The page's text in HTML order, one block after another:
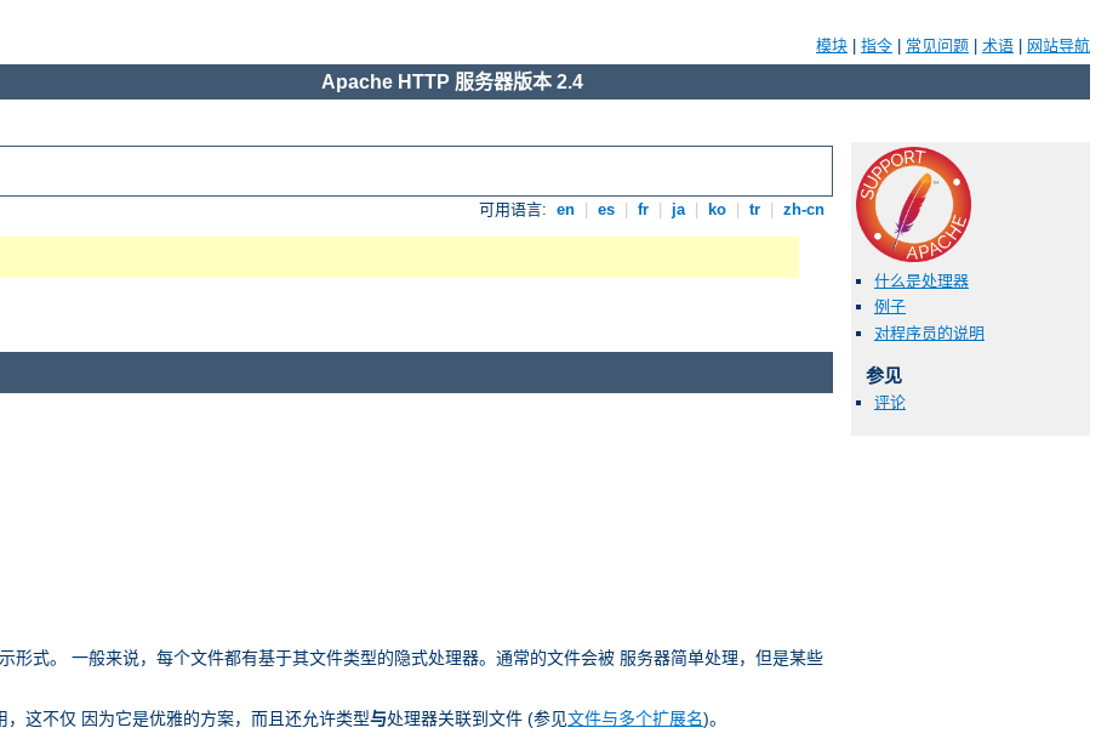
模块 指令 常见问题 术语 网站导航
Apache HTTP 服务器版本 2.4
可用语言: en es fr ja ko tr zh-cn
什么是处理器
例子
对程序员的说明
参见
评论
形式。 一般来说，每个文件都有基于其文件类型的隐式处理器。通常的文件会被 服务器简单处理，但是某些
这不仅 因为它是优雅的方案，而且还允许类型与处理器关联到文件 (参见文件与多个扩展名)。